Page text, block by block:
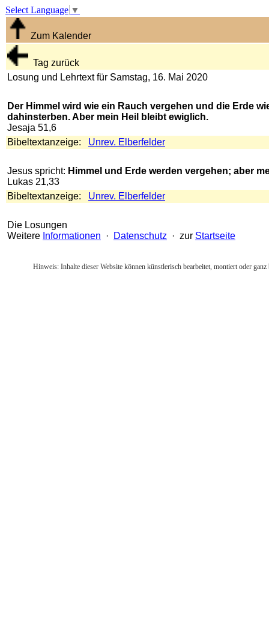
Select Language ▼
Zum Kalender
Tag zurück
Losung und Lehrtext für Samstag, 16. Mai 2020
Der Himmel wird wie ein Rauch vergehen und die Erde
dahinsterben. Aber mein Heil bleibt ewiglich.
Jesaja 51,6
Bibeltextanzeige: Unrev. Elberfelder
Jesus spricht: Himmel und Erde werden vergehen; aber
Lukas 21,33
Bibeltextanzeige: Unrev. Elberfelder
Die Losungen
Weitere Informationen · Datenschutz · zur Startseite
Hinweis: Inhalte dieser Website können künstlerisch bearbeitet, montiert oder